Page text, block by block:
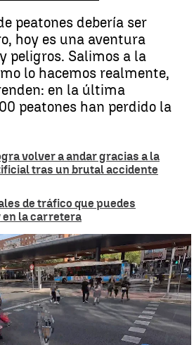
peatones debería ser
hoy es una aventura
peligros. Salimos a la
lo hacemos realmente,
en la última
peatones han perdido la
volver a andar gracias a la
tras un brutal accidente
de tráfico que puedes
la carretera
la calle: cada vez más personas mueren
atropelladas